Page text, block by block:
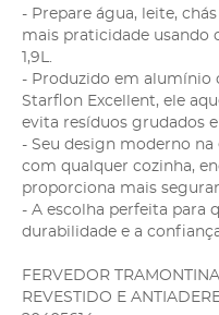
- Prepare água, leite,
mais praticidade usando
1,9L.
- Produzido em alumínio
Starflon Excellent, ele
evita resíduos grudados
- Seu design moderno
com qualquer cozinha,
proporciona mais
- A escolha perfeita para
durabilidade e a
FERVEDOR
REVESTIDO E